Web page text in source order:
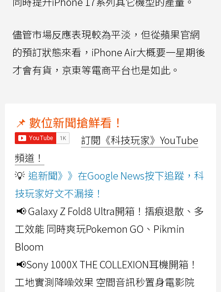
儘管市場反應表現較為平淡，但從蘋果官網
的預訂狀態來看，iPhone Air大概要一星期後
才會有貨，京東等電商平台也是如此。
📌 數位新聞搶鮮看！
訂閱《科技玩家》YouTube
頻道！
💡 追新聞》》在Google News按下追蹤，科
技玩家好文不漏接！
📢 Galaxy Z Fold8 Ultra開箱！摺痕退散、多
工效能 同時爽玩Pokemon GO、Pikmin
Bloom
📢Sony 1000X THE COLLEXION耳機開箱！
工地實測降噪效果 空間音訊秒置身電影院